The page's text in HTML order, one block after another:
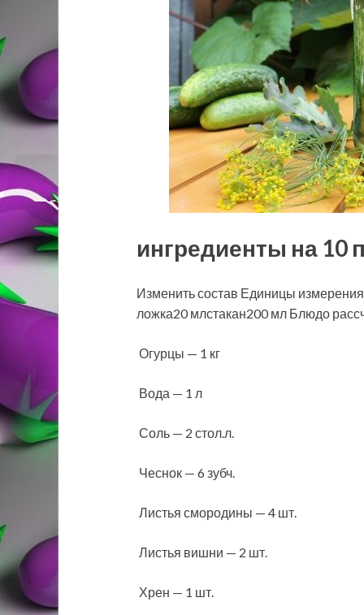
ингредиенты на 10
Изменить состав Единицы
ложка20 млстакан200 мл Блюдо
Огурцы — 1 кг
Вода — 1 л
Соль — 2 стол.л.
Чеснок — 6 зубч.
Листья смородины — 4 шт.
Листья вишни — 2 шт.
Хрен — 1 шт.